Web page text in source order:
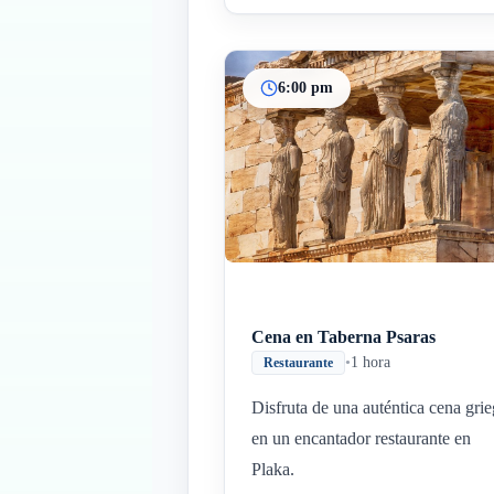
6:00 pm
Cena en Taberna Psaras
Restaurante •1 hora
Disfruta de una auténtica cena
en un encantador restaurante en
Plaka.